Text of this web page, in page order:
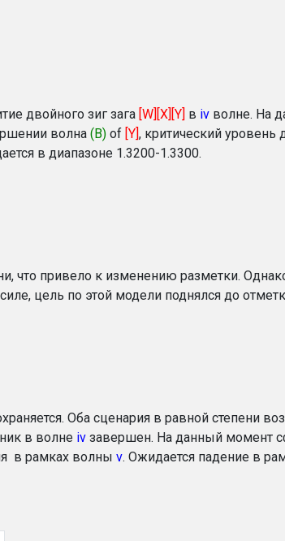
двойного зиг зага [W][X][Y] в iv волне. На
волна (B) of [Y], критический уровень
в диапазоне 1.3200-1.3300.
что привело к изменению разметки.
цель по этой модели поднялся до
Оба сценария в равной степени
в волне iv завершен. На данный момент
в рамках волны v. Ожидается падение в